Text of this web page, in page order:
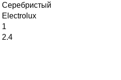
Серебристый
Electrolux
1
2.4